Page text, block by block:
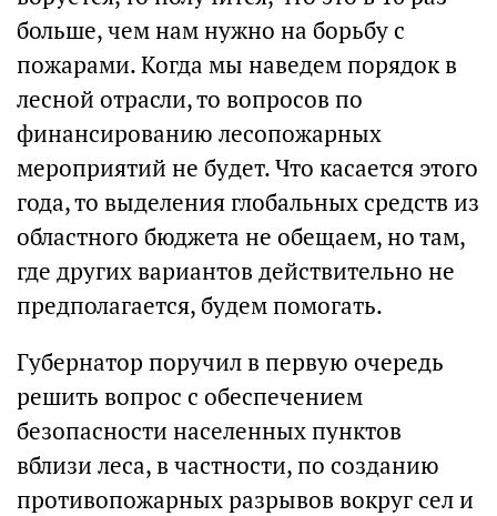
больше, чем нам нужно на борьбу с
пожарами. Когда мы наведем порядок в
лесной отрасли, то вопросов по
финансированию лесопожарных
мероприятий не будет. Что касается этого
года, то выделения глобальных средств из
областного бюджета не обещаем, но там,
где других вариантов действительно не
предполагается, будем помогать.
Губернатор поручил в первую очередь
решить вопрос с обеспечением
безопасности населенных пунктов
вблизи леса, в частности, по созданию
противопожарных разрывов вокруг сел и